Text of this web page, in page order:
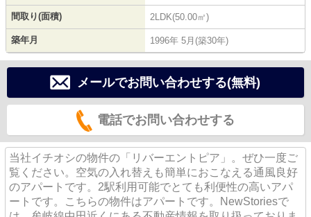
間取り(面積) 2LDK(50.00㎡)
築年月 1996年 5月(築30年)
メールでお問い合わせする(無料)
電話でお問い合わせする
当社イチオシの物件の「リバーエントピア」。ぜひ一度ご
覧ください。空気の入れ替えも簡単におこなえる通風良好
のアパートです。2駅利用可能でとても利便性の高いアパ
ートです。こちらの物件はアパートです。NewStoriesで